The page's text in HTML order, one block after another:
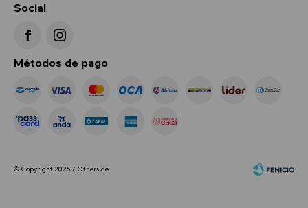
Social
 
Métodos de pago
© Copyright 2026 / Otherside